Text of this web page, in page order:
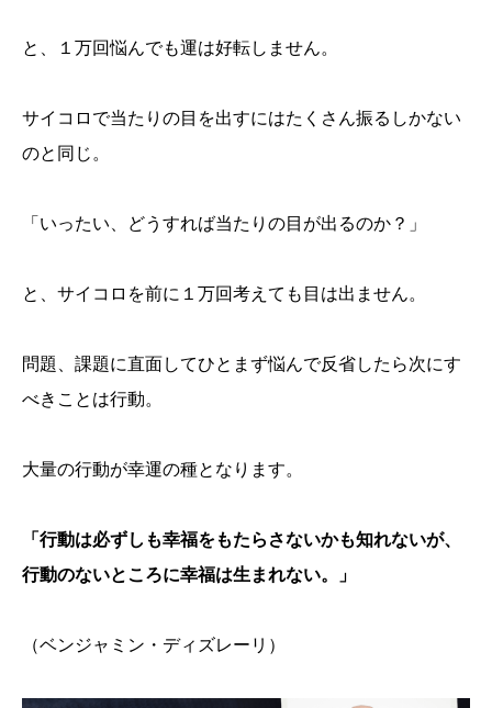
と、１万回悩んでも運は好転しません。
サイコロで当たりの目を出すにはたくさん振るしかない
のと同じ。
「いったい、どうすれば当たりの目が出るのか？」
と、サイコロを前に１万回考えても目は出ません。
問題、課題に直面してひとまず悩んで反省したら次にす
べきことは行動。
大量の行動が幸運の種となります。
「行動は必ずしも幸福をもたらさないかも知れないが、
行動のないところに幸福は生まれない。」
（ベンジャミン・ディズレーリ）